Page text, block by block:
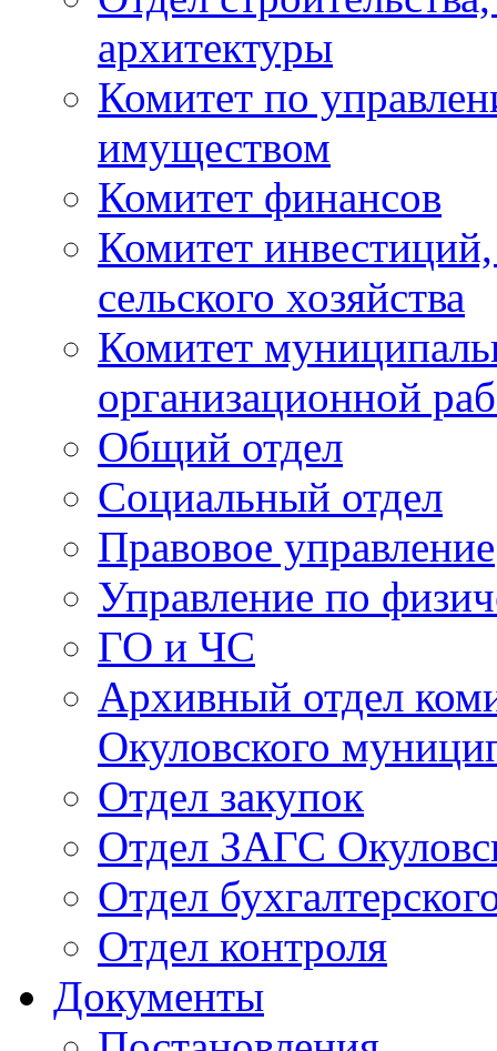
архитектуры
Комитет по
имуществом
Комитет финансов
Комитет
сельского хозяйства
Комитет
организационной
Общий отдел
Социальный отдел
Правовое управление
Управление по
ГО и ЧС
Архивный отдел
Окуловского
Отдел закупок
Отдел ЗАГС
Отдел
Отдел контроля
Документы